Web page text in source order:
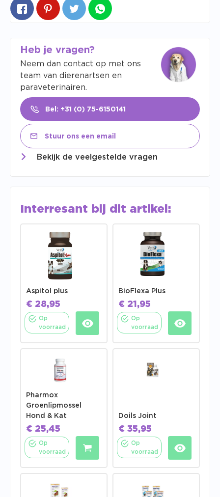
Heb je vragen?
Neem dan contact op met ons
team van dierenartsen en
paraveterinairen.
Bel: +31 (0) 75-6150141
Stuur ons een email
Bekijk de veelgestelde vragen
Interresant bij dit artikel:
Aspitol plus
€ 28,95
Op
voorraad
BioFlexa Plus
€ 21,95
Op
voorraad
Pharmox
Groenlipmossel
Hond & Kat
€ 25,45
Op
voorraad
Doils Joint
€ 35,95
Op
voorraad